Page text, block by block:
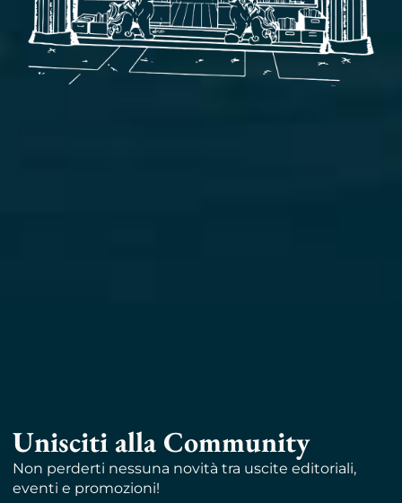
Unisciti alla Community
Non perderti nessuna novità tra uscite editoriali,
eventi e promozioni!